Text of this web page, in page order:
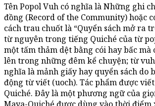
Tên Popol Vuh có nghĩa là Những ghi
đồng (Record of the Community) hoặc
cách trau chuốt là “Quyển sách mở ra
từ nguyên trong tiếng Quiché của từ
một tấm thảm dệt bằng cói hay bấc mà
lên trong những đêm kể chuyện; từ
nghĩa là mảnh giấy hay quyển sách do
động từ viết (uoch). Tác phẩm được
Quiché. Đây là một phương ngữ của
Maya-Quiché được dùng vào thời điểm